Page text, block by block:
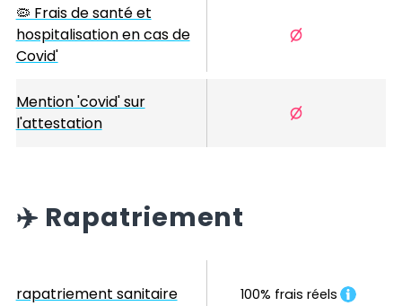
🦠 Frais de santé et
hospitalisation en cas de
Covid'
Mention 'covid' sur
l'attestation
✈️ Rapatriement
rapatriement sanitaire 100% frais réels